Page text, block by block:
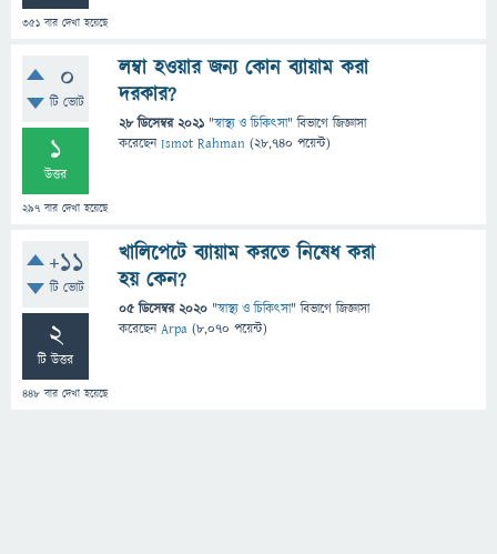
351 বার দেখা হয়েছে
0
টি ভোট
1
উত্তর
297 বার দেখা হয়েছে
লম্বা হওয়ার জন্য কোন ব্যায়াম করা
দরকার?
28 ডিসেম্বর 2021 "স্বাস্থ্য ও চিকিৎসা" বিভাগে জিজ্ঞাসা
করেছেনIsmot Rahman (28,740 পয়েন্ট)
+11
টি ভোট
2
টি উত্তর
448 বার দেখা হয়েছে
খালিপেটে ব্যায়াম করতে নিষেধ করা
হয় কেন?
05 ডিসেম্বর 2020 "স্বাস্থ্য ও চিকিৎসা" বিভাগে জিজ্ঞাসা
করেছেনArpa (8,070 পয়েন্ট)